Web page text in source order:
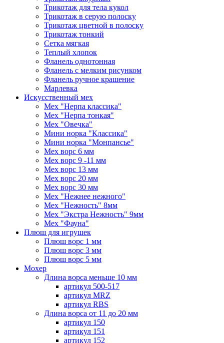
Трикотаж для тела кукол
Трикотаж в серую полоску
Трикотаж цветной в полоску
Трикотаж тонкий
Сетка мягкая
Теплый хлопок
Фланель однотонная
Фланель с мелким рисунком
Фланель ручное крашение
Марлевка
Искусственный мех
Мех "Нерпа классика"
Мех "Нерпа тонкая"
Мех "Овечка"
Мини норка "Классика"
Мини норка "Монпансье"
Мех ворс 6 мм
Мех ворс 9 -11 мм
Мех ворс 13 мм
Мех ворс 20 мм
Мех ворс 30 мм
Мех "Нежнее нежного"
Мех "Нежность" 8мм
Мех "Экстра Нежность" 9мм
Мех "Фауна"
Плюш для игрушек
Плюш ворс 1 мм
Плюш ворс 3 мм
Плюш ворс 5 мм
Мохер
Длина ворса меньше 10 мм
артикул 500-517
артикул MRZ
артикул RBS
Длина ворса от 11 до 20 мм
артикул 150
артикул 151
артикул 152